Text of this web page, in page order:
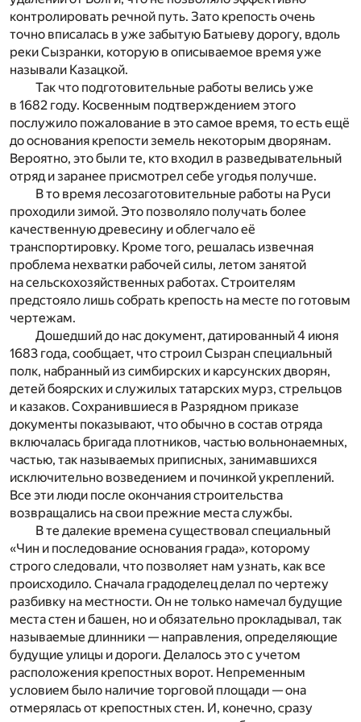
контролировать речной путь. Зато крепость очень
точно вписалась в уже забытую Батыеву дорогу, вдоль
реки Сызранки, которую в описываемое время уже
называли Казацкой.
Так что подготовительные работы велись уже
в 1682 году. Косвенным подтверждением этого
послужило пожалование в это самое время, то есть ещё
до основания крепости земель некоторым дворянам.
Вероятно, это были те, кто входил в разведывательный
отряд и заранее присмотрел себе угодья получше.
В то время лесозаготовительные работы на Руси
проходили зимой. Это позволяло получать более
качественную древесину и облегчало её
транспортировку. Кроме того, решалась извечная
проблема нехватки рабочей силы, летом занятой
на сельскохозяйственных работах. Строителям
предстояло лишь собрать крепость на месте по готовым
чертежам.
Дошедший до нас документ, датированный 4 июня
1683 года, сообщает, что строил Сызран специальный
полк, набранный из симбирских и карсунских дворян,
детей боярских и служилых татарских мурз, стрельцов
и казаков. Сохранившиеся в Разрядном приказе
документы показывают, что обычно в состав отряда
включалась бригада плотников, частью вольнонаемных,
частью, так называемых приписных, занимавшихся
исключительно возведением и починкой укреплений.
Все эти люди после окончания строительства
возвращались на свои прежние места службы.
В те далекие времена существовал специальный
«Чин и последование основания града», которому
строго следовали, что позволяет нам узнать, как все
происходило. Сначала градоделец делал по чертежу
разбивку на местности. Он не только намечал будущие
места стен и башен, но и обязательно прокладывал, так
называемые длинники — направления, определяющие
будущие улицы и дороги. Делалось это с учетом
расположения крепостных ворот. Непременным
условием было наличие торговой площади — она
отмерялась от крепостных стен. И, конечно, сразу